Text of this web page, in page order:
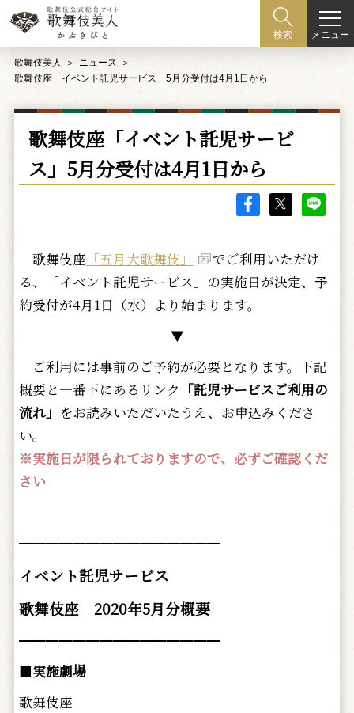
検索 メニュー
歌舞伎美人
ニュース
歌舞伎座「イベント託児サービス」5月分受付は4月1日から
歌舞伎座「イベント託児サービ
ス」5月分受付は4月1日から
歌舞伎座 「五月大歌舞伎」
でご利用いただけ
る、「イベント託児サービス」の実施日が決定、予
約受付が4月1日（水）より始まります。
▼
ご利用には事前のご予約が必要となります。下記
概要と一番下にあるリンク 「託児サービスご利用の
流れ」 をお読みいただいたうえ、お申込みくださ
い。
※実施日が限られておりますので、必ずご確認くだ
さい
━━━━━━━━━━━━━━━
イベント託児サービス
歌舞伎座 2020年5月分概要
━━━━━━━━━━━━━━━
■実施劇場
歌舞伎座